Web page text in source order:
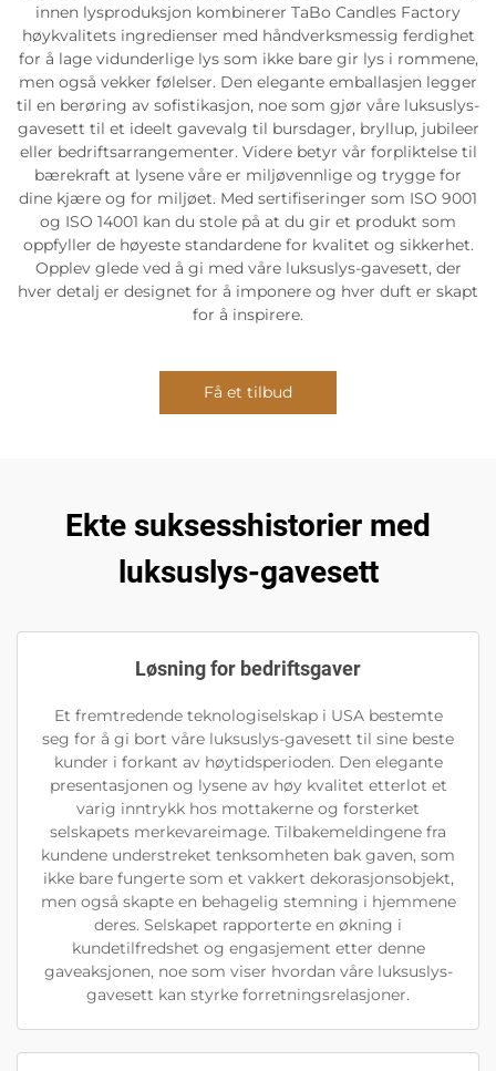
innen lysproduksjon kombinerer TaBo Candles Factory
høykvalitets ingredienser med håndverksmessig ferdighet
for å lage vidunderlige lys som ikke bare gir lys i rommene,
men også vekker følelser. Den elegante emballasjen legger
til en berøring av sofistikasjon, noe som gjør våre luksuslys-
gavesett til et ideelt gavevalg til bursdager, bryllup, jubileer
eller bedriftsarrangementer. Videre betyr vår forpliktelse til
bærekraft at lysene våre er miljøvennlige og trygge for
dine kjære og for miljøet. Med sertifiseringer som ISO 9001
og ISO 14001 kan du stole på at du gir et produkt som
oppfyller de høyeste standardene for kvalitet og sikkerhet.
Opplev glede ved å gi med våre luksuslys-gavesett, der
hver detalj er designet for å imponere og hver duft er skapt
for å inspirere.
Få et tilbud
Ekte suksesshistorier med
luksuslys-gavesett
Løsning for bedriftsgaver
Et fremtredende teknologiselskap i USA bestemte
seg for å gi bort våre luksuslys-gavesett til sine beste
kunder i forkant av høytidsperioden. Den elegante
presentasjonen og lysene av høy kvalitet etterlot et
varig inntrykk hos mottakerne og forsterket
selskapets merkevareimage. Tilbakemeldingene fra
kundene understreket tenksomheten bak gaven, som
ikke bare fungerte som et vakkert dekorasjonsobjekt,
men også skapte en behagelig stemning i hjemmene
deres. Selskapet rapporterte en økning i
kundetilfredshet og engasjement etter denne
gaveaksjonen, noe som viser hvordan våre luksuslys-
gavesett kan styrke forretningsrelasjoner.